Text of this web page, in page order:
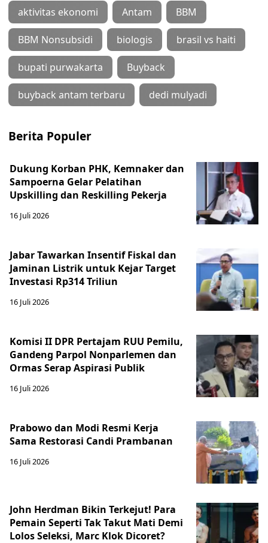
aktivitas ekonomi Antam BBM
BBM Nonsubsidi biologis brasil vs haiti
bupati purwakarta Buyback
buyback antam terbaru dedi mulyadi
Berita Populer
Dukung Korban PHK, Kemnaker dan
Sampoerna Gelar Pelatihan
Upskilling dan Reskilling Pekerja
16 Juli 2026
Jabar Tawarkan Insentif Fiskal dan
Jaminan Listrik untuk Kejar Target
Investasi Rp314 Triliun
16 Juli 2026
Komisi II DPR Pertajam RUU Pemilu,
Gandeng Parpol Nonparlemen dan
Ormas Serap Aspirasi Publik
16 Juli 2026
Prabowo dan Modi Resmi Kerja
Sama Restorasi Candi Prambanan
16 Juli 2026
John Herdman Bikin Terkejut! Para
Pemain Seperti Tak Takut Mati Demi
Lolos Seleksi, Marc Klok Dicoret?